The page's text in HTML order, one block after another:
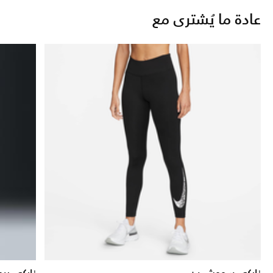
عادة ما يُشترى مع